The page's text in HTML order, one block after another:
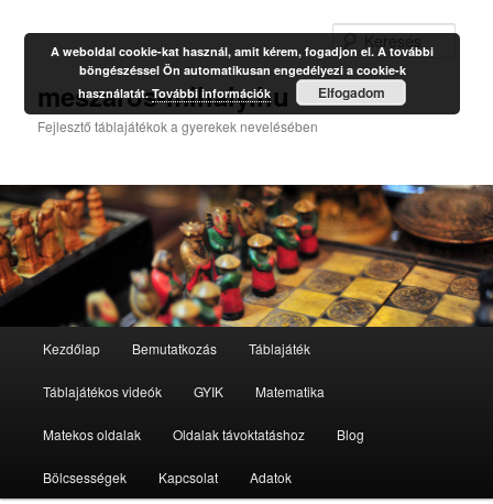
meszaros-mihaly.hu
Fejlesztő táblajátékok a gyerekek nevelésében
Tovább
az
elsődleges
tartalomra
Tovább
a
másodlagos
tartalomra
Kezdőlap Bemutatkozás Táblajáték
Táblajátékos videók GYIK Matematika
Matekos oldalak Oldalak távoktatáshoz Blog
Bölcsességek Kapcsolat Adatok
A weboldal cookie-kat használ, amit kérem, fogadjon el. A további
böngészéssel Ön automatikusan engedélyezi a cookie-k
használatát.További információk Elfogadom